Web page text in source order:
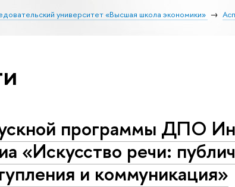
университет «Высшая школа экономики»
программы ДПО
«Искусство речи:
и коммуникация»